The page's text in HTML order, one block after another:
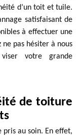
d’un toit et tuile.
satisfaisant de
à effectuer une
pas hésiter à nous
votre grande
de toiture
au soin. En effet,